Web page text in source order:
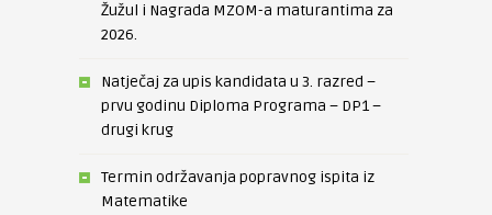
Žužul i Nagrada MZOM-a maturantima za
2026.
Natječaj za upis kandidata u 3. razred –
prvu godinu Diploma Programa – DP1 –
drugi krug
Termin održavanja popravnog ispita iz
Matematike